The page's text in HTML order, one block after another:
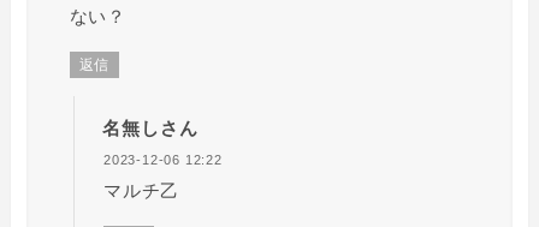
ない？
返信
名無しさん
2023-12-06 12:22
マルチ乙